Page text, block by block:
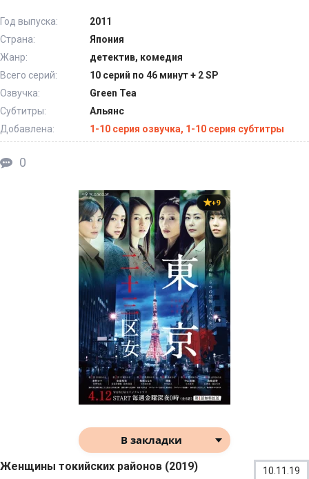
Год выпуска:
2011
Страна:
Япония
Жанр:
детектив, комедия
Всего серий:
10 серий по 46 минут + 2 SP
Озвучка:
Green Tea
Субтитры:
Альянс
Добавлена:
1-10 серия озвучка, 1-10 серия субтитры
0
+9
В закладки
Женщины токийских районов (2019) 10.11.19